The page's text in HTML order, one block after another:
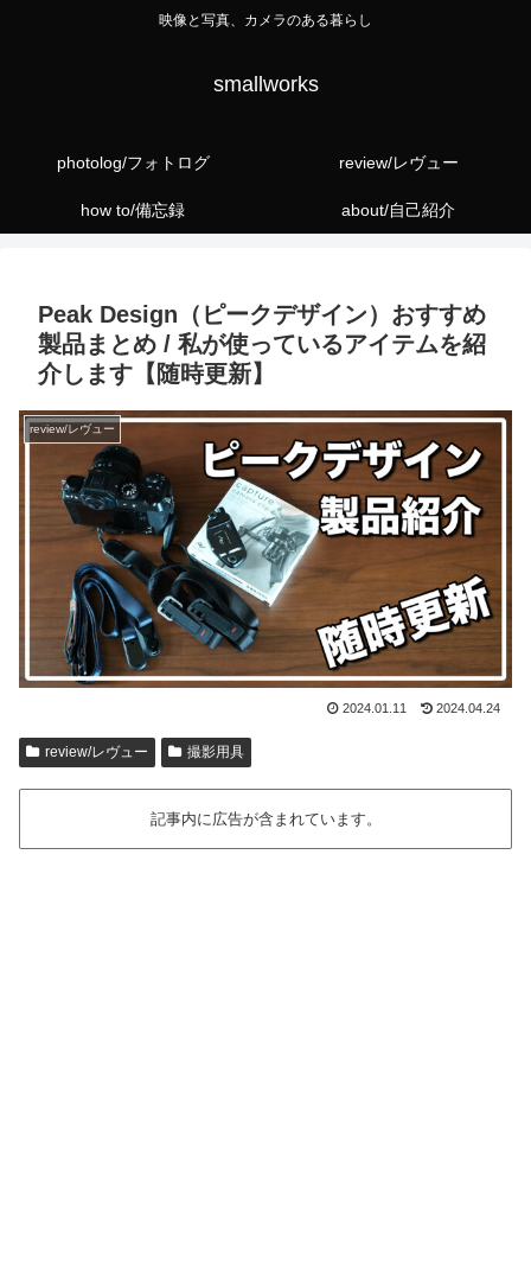
映像と写真、カメラのある暮らし
smallworks
photolog/フォトログ review/レヴュー
how to/備忘録 about/自己紹介
Peak Design（ピークデザイン）おすすめ
製品まとめ / 私が使っているアイテムを紹
介します【随時更新】
review/レヴュー
2024.01.11 2024.04.24
review/レヴュー 撮影用具
記事内に広告が含まれています。